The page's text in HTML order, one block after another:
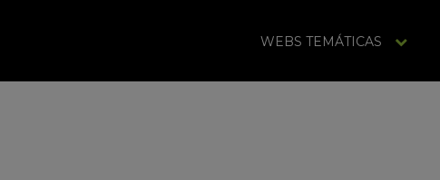
WEBS TEMÁTICAS